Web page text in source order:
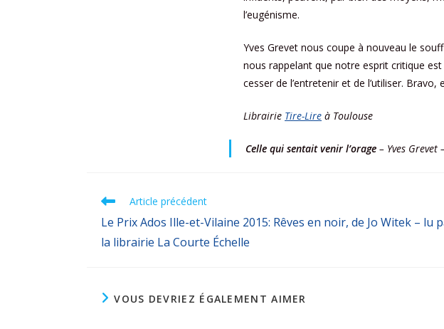
l’eugénisme.
Yves Grevet nous coupe à nouveau le
nous rappelant que notre esprit critique
cesser de l’entretenir et de l’utiliser. Bravo,
Librairie Tire-Lire à Toulouse
Celle qui sentait venir l’orage – Yves
Article précédent
Le Prix Ados Ille-et-Vilaine 2015: Rêves en noir, de Jo Witek – lu
la librairie La Courte Échelle
VOUS DEVRIEZ ÉGALEMENT AIMER